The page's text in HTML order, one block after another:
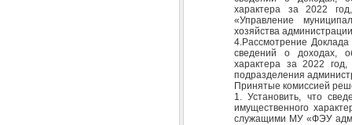
характера за 2022
«Управление
хозяйства
4.Рассмотрение
сведений о доходах,
характера за 2022 год,
подразделения
Принятые комиссией
1. Установить, что
имущественного
служащими МУ «ФЭУ